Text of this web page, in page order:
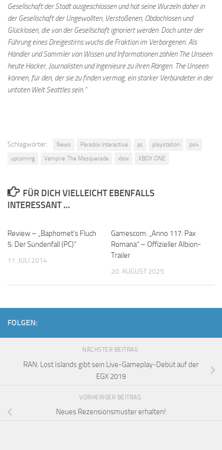
Gesellschaft der Stadt ausgeschlossen und hat seine Wurzeln daher in
der Gesellschaft der Ungewollten, Verstoßenen, Obdachlosen und
Glücklosen, die von der Gesellschaft ignoriert werden. Doch unter der
Führung eines Dreigestirns wuchs die Fraktion im Verborgenen. Als
Händler und Sammler von Wissen und Informationen zählen The Unseen
heute Hacker, Journalisten und Ingenieure zu ihren Rängen. The Unseen
können, für den, der sie zu finden vermag, ein starker Verbündeter in der
untoten Welt Seattles sein.“
Schlagwörter: News Paradox Interactive pc playstation
ps4
upcoming
Vampire: The Masquerade xbox XBOX ONE
FÜR DICH VIELLEICHT EBENFALLS
INTERESSANT …
Review – „Baphomet’s Fluch
5: Der Sündenfall (PC)“
11. JULI 2014
Gamescom: „Anno 117: Pax
Romana“ – Offizieller Albion-
Trailer
20. AUGUST 2025
FOLGEN:
NÄCHSTER BEITRAG
RAN: Lost Islands gibt sein Live-Gameplay-Debüt auf der
EGX 2019
VORHERIGER BEITRAG
Neues Rezensionsmuster erhalten!